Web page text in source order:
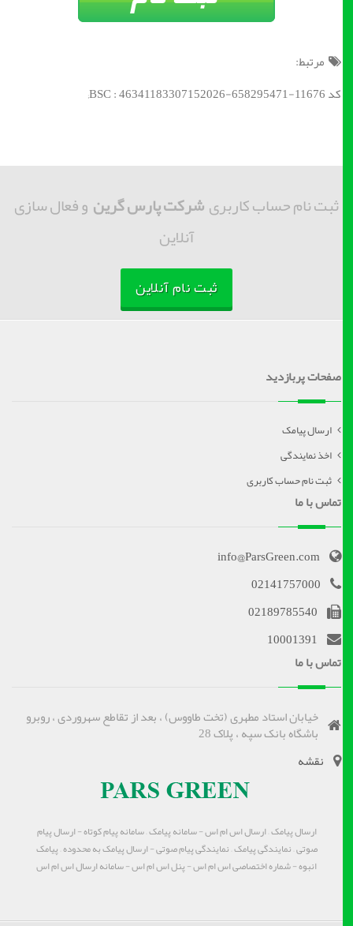
مرتبط:
کد BSC : 46341183307152026-658295471-11676;
ثبت نام حساب کاربریشرکت پارس گرینو فعال سازی
آنلاین
ثبت نام آنلاین
صفحات پربازدید
ارسال پیامک
اخذ نمایندگی
ثبت نام حساب کاربری
تماس با ما
info@ParsGreen.com
02141757000
02189785540
10001391
تماس با ما
خیابان استاد مطهری (تخت طاووس) ، بعد از تقاطع سهروردی ، روبرو
باشگاه بانک سپه ، پلاک 28
نقشه
ارسال پیامک – ارسال اس ام اس - سامانه پیامک – سامانه پیام کوتاه - ارسال پیام
صوتی – نمایندگی پیامک – نمایندگی پیام صوتی - ارسال پیامک به محدوده – پیامک
انبوه - شماره اختصاصی اس ام اس - پنل اس ام اس - سامانه ارسال اس ام اس